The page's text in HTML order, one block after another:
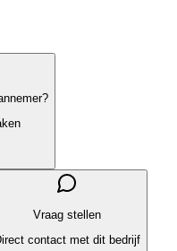
Vraag stellen
contact met dit bedrijf